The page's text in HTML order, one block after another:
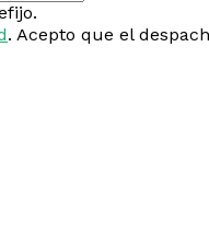
. Acepto que el